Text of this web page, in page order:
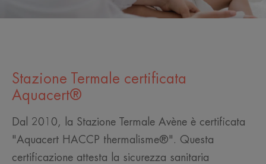
Stazione Termale certificata
Aquacert®
Dal 2010, la Stazione Termale Avène è certificata
"Aquacert HACCP thermalisme®". Questa
certificazione attesta la sicurezza sanitaria